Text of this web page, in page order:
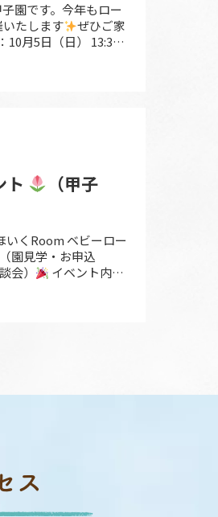
園です。今年もロー
たします
ぜひご家
10月5日（日） 13:30
（地域交流室・
ト
（甲子
いくRoom ベビーロー
見学・お申込
）
イベント内容
のご説明・質疑応
ス